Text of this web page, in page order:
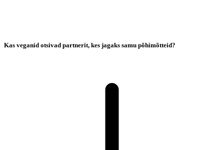
Kas veganid otsivad partnerit, kes jagaks samu põhimõtteid?